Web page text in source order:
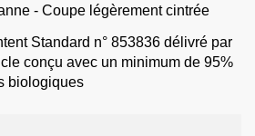
- Coupe légèrement cintrée
Standard n° 853836 délivré par
conçu avec un minimum de 95%
biologiques